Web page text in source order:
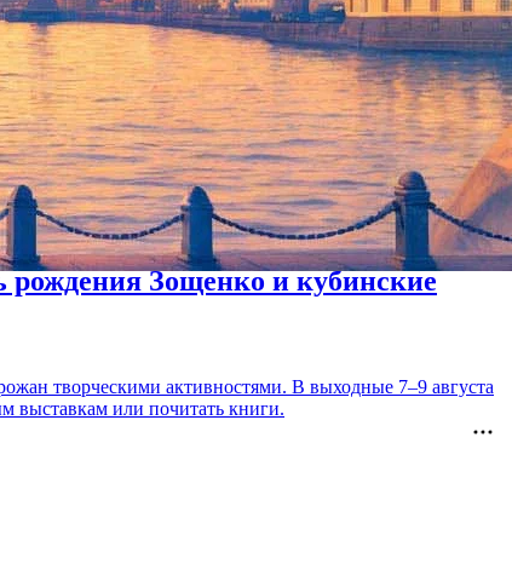
Зощенко и кубинские
творческими активностями. В выходные 7–9 августа
выставкам или почитать книги.